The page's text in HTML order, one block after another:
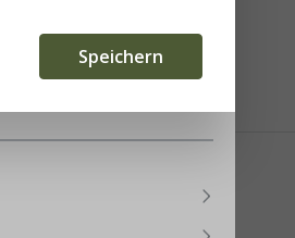
zu bieten.
Speichern